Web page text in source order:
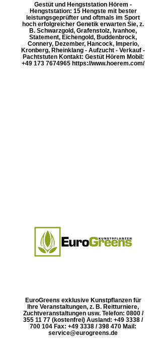
Gestüt und Hengststation Hörem -
Hengststation: 15 Hengste mit bester
leistungsgeprüfter und oftmals im Sport
hoch erfolgreicher Genetik erwarten Sie, z.
B. Schwarzgold, Grafenstolz, Ivanhoe,
Statement, Eichengold, Buddenbrock,
Connery, Dezember, Hancock, Imperio,
Kronberg, Rheinklang - Aufzucht - Verkauf -
Pachtstuten Kontakt: Gestüt Hörem Mobil:
+49 173 7674965 https://www.hoerem.com/
EuroGreens exklusive Kunstpflanzen für
Ihre Veranstaltungen, z. B. Reitturniere,
Zuchtveranstaltungen usw. Telefon: 0800 /
355 11 77 (kostenfrei) Ausland: +49 3338 /
700 104 Fax: +49 3338 / 398 470 Mail:
service@eurogreens.de